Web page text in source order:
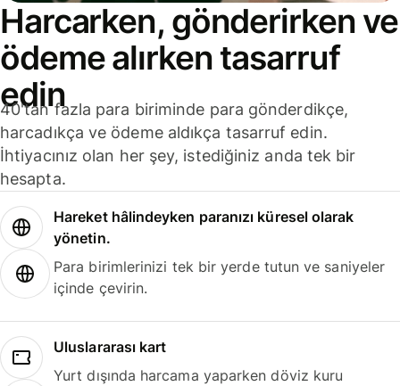
Harcarken, gönderirken ve
ödeme alırken tasarruf
edin
40'tan fazla para biriminde para gönderdikçe,
harcadıkça ve ödeme aldıkça tasarruf edin.
İhtiyacınız olan her şey, istediğiniz anda tek bir
hesapta.
Hareket hâlindeyken paranızı küresel olarak
yönetin.
Para birimlerinizi tek bir yerde tutun ve saniyeler
içinde çevirin.
Uluslararası kart
Yurt dışında harcama yaparken döviz kuru